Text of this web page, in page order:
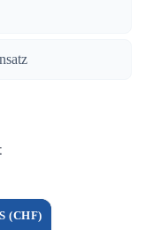
(CHF)